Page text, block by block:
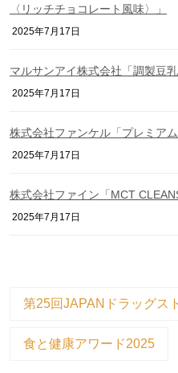
〈リッチチョコレート風味〉」
2025年7月17日
マルサンアイ株式会社「調製豆
2025年7月17日
株式会社ファンケル「プレミアム
2025年7月17日
株式会社ファイン「MCT
2025年7月17日
第25回JAPANドラッグス
食と健康アワード2025